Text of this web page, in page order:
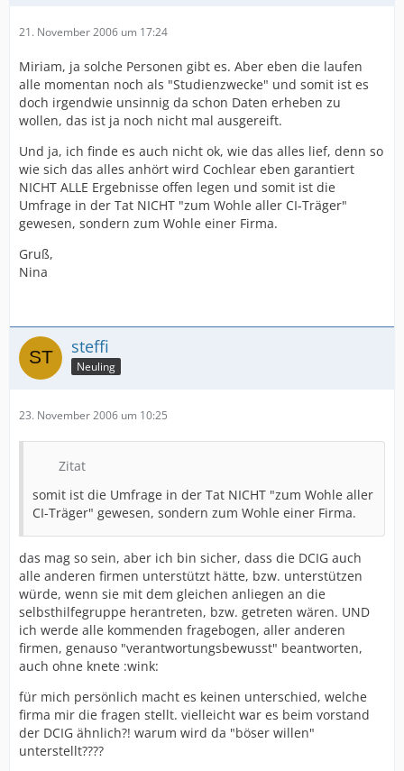
21. November 2006 um 17:24
Miriam, ja solche Personen gibt es. Aber eben die laufen
alle momentan noch als "Studienzwecke" und somit ist es
doch irgendwie unsinnig da schon Daten erheben zu
wollen, das ist ja noch nicht mal ausgereift.
Und ja, ich finde es auch nicht ok, wie das alles lief, denn so
wie sich das alles anhört wird Cochlear eben garantiert
NICHT ALLE Ergebnisse offen legen und somit ist die
Umfrage in der Tat NICHT "zum Wohle aller CI-Träger"
gewesen, sondern zum Wohle einer Firma.
Gruß,
Nina
steffi
Neuling
23. November 2006 um 10:25
Zitat
somit ist die Umfrage in der Tat NICHT "zum Wohle aller
CI-Träger" gewesen, sondern zum Wohle einer Firma.
das mag so sein, aber ich bin sicher, dass die DCIG auch
alle anderen firmen unterstützt hätte, bzw. unterstützen
würde, wenn sie mit dem gleichen anliegen an die
selbsthilfegruppe herantreten, bzw. getreten wären. UND
ich werde alle kommenden fragebogen, aller anderen
firmen, genauso "verantwortungsbewusst" beantworten,
auch ohne knete :wink:
für mich persönlich macht es keinen unterschied, welche
firma mir die fragen stellt. vielleicht war es beim vorstand
der DCIG ähnlich?! warum wird da "böser willen"
unterstellt????